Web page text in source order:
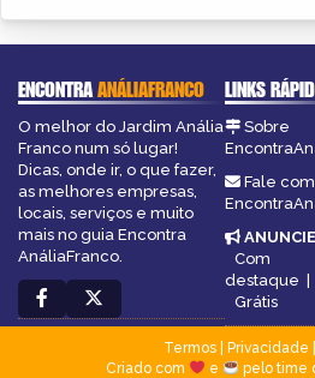
ENCONTRAANÁLIAFRANCO
O melhor do Jardim Anália
Franco num só lugar!
Dicas, onde ir, o que fazer,
as melhores empresas,
locais, serviços e muito
mais no guia Encontra
AnáliaFranco.
LINKS
Sobre
Fale
ANUNCIE
Com
destaque |
Grátis
Termos| Privacidade
Criado com
e pelo time